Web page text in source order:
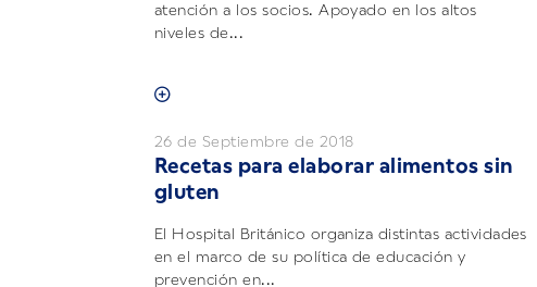
atención a los socios. Apoyado en los altos
niveles de...
26 de Septiembre de 2018
Recetas para elaborar alimentos sin
gluten
El Hospital Británico organiza distintas actividades
en el marco de su política de educación y
prevención en...